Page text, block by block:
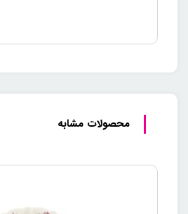
محصولات مشابه